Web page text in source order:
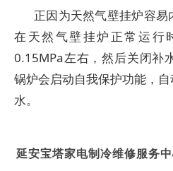
正因为天然气壁挂炉容
在天然气壁挂炉正常运行
0.15MPa左右，然后关闭补
锅炉会启动自我保护功能，
水。
延安宝塔家电制冷维修服务